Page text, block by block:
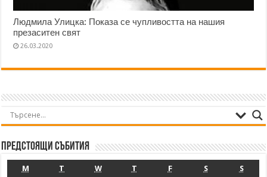
Людмила Улицка: Показа се чупливостта на нашия
презаситен свят
26.03.2020
Предстоящи събития
M T W T F S S